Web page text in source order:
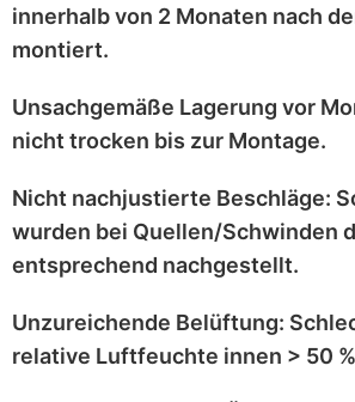
innerhalb von 2 Monaten nach
montiert.
Unsachgemäße Lagerung vor
nicht trocken bis zur Montage.
Nicht nachjustierte Beschläge:
wurden bei Quellen/Schwinden
entsprechend nachgestellt.
Unzureichende Belüftung:
relative Luftfeuchte innen > 50 %